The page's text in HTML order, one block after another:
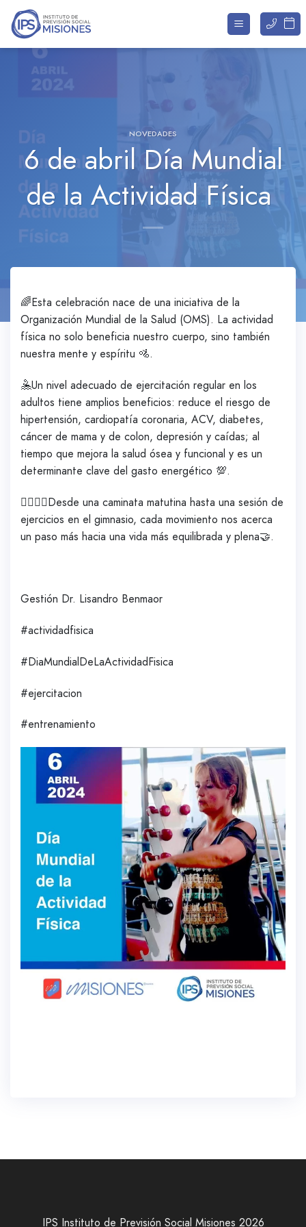
Saltar
contenido
NOVEDADES
6 de abril Día Mundial
de la Actividad Física
🌈Esta celebración nace de una iniciativa de la
Organización Mundial de la Salud (OMS). La actividad
física no solo beneficia nuestro cuerpo, sino también
nuestra mente y espíritu 🚵.
🤽Un nivel adecuado de ejercitación regular en los
adultos tiene amplios beneficios: reduce el riesgo de
hipertensión, cardiopatía coronaria, ACV, diabetes,
cáncer de mama y de colon, depresión y caídas; al
tiempo que mejora la salud ósea y funcional y es un
determinante clave del gasto energético 💯.
🏃‍♀️⛹️‍♀️Desde una caminata matutina hasta una sesión de
ejercicios en el gimnasio, cada movimiento nos acerca
un paso más hacia una vida más equilibrada y plena🤝.
Gestión Dr. Lisandro Benmaor
#actividadfisica
#DiaMundialDeLaActividadFisica
#ejercitacion
#entrenamiento
IPS Instituto de Previsión Social Misiones 2026